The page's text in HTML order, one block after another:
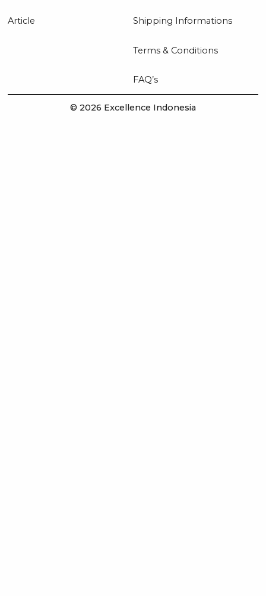
Article Shipping Informations
Terms & Conditions
FAQ’s
© 2026 Excellence Indonesia